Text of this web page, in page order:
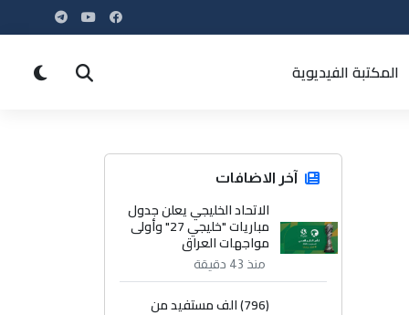
المكتبة الفيديوية
آخر الاضافات
الاتحاد الخليجي يعلن جدول
مباريات "خليجي 27" وأولى
مواجهات العراق
منذ 43 دقيقة
(796) الف مستفيد من